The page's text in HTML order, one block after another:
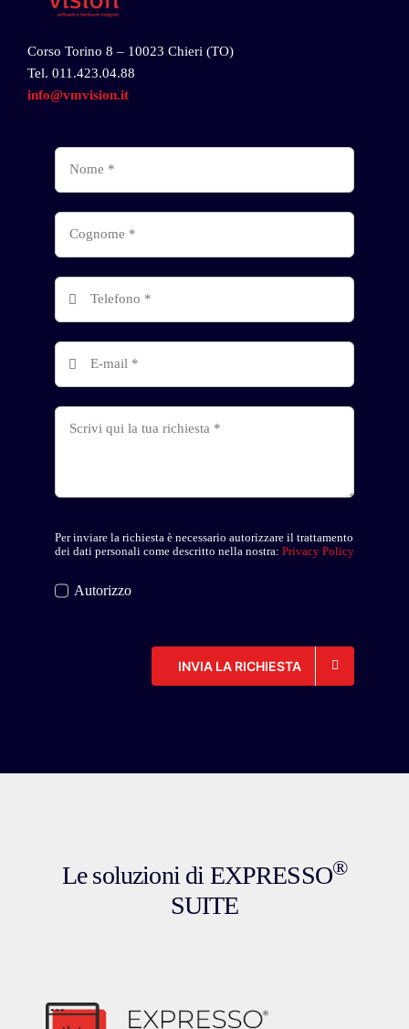
Corso Torino 8 – 10023 Chieri (TO)
Tel. 011.423.04.88
info@vmvision.it
Per inviare la richiesta è necessario autorizzare il trattamento
dei dati personali come descritto nella nostra: Privacy Policy
Autorizzo
INVIA LA RICHIESTA
Le soluzioni di EXPRESSO®
SUITE